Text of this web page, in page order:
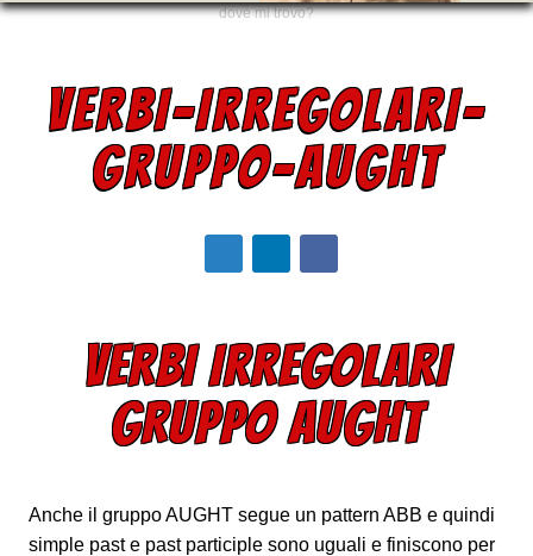
dove mi trovo?
VERBI-IRREGOLARI-
GRUPPO-AUGHT
VERBI IRREGOLARI
GRUPPO AUGHT
Anche il gruppo AUGHT segue un pattern ABB e quindi
simple past e past participle sono uguali e finiscono per